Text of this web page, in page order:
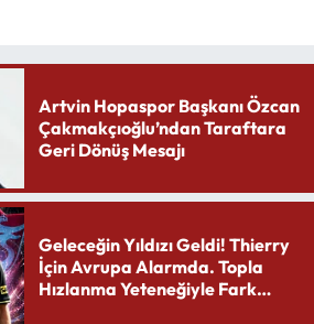
Artvin Hopaspor Başkanı Özcan
Çakmakçıoğlu’ndan Taraftara
Geri Dönüş Mesajı
Geleceğin Yıldızı Geldi! Thierry
İçin Avrupa Alarmda. Topla
Hızlanma Yeteneğiyle Fark